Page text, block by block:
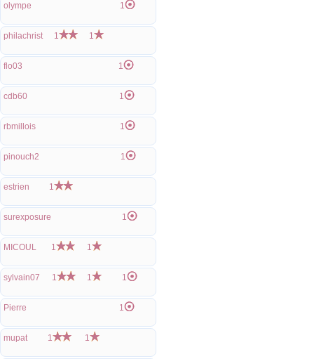
olympe 1
philachrist 1 1
flo03 1
cdb60 1
rbmillois 1
pinouch2 1
estrien 1
surexposure 1
MICOUL 1 1
sylvain07 1 1 1
Pierre 1
mupat 1 1